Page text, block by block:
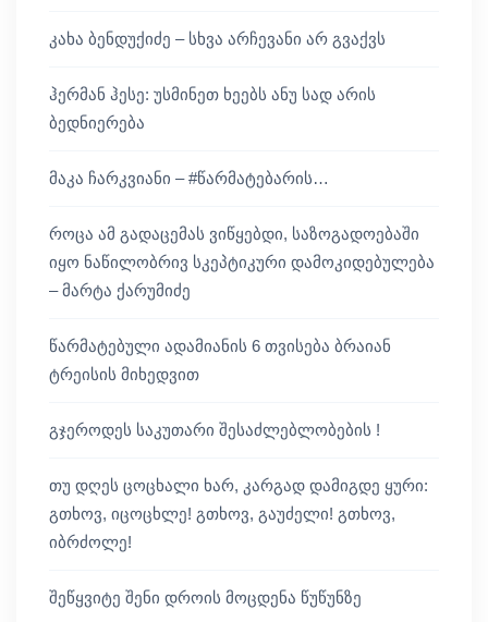
კახა ბენდუქიძე – სხვა არჩევანი არ გვაქვს
ჰერმან ჰესე: უსმინეთ ხეებს ანუ სად არის
ბედნიერება
მაკა ჩარკვიანი – #წარმატებარის…
როცა ამ გადაცემას ვიწყებდი, საზოგადოებაში
იყო ნაწილობრივ სკეპტიკური დამოკიდებულება
– მარტა ქარუმიძე
წარმატებული ადამიანის 6 თვისება ბრაიან
ტრეისის მიხედვით
გჯეროდეს საკუთარი შესაძლებლობების !
თუ დღეს ცოცხალი ხარ, კარგად დამიგდე ყური:
გთხოვ, იცოცხლე! გთხოვ, გაუძელი! გთხოვ,
იბრძოლე!
შეწყვიტე შენი დროის მოცდენა წუწუნზე